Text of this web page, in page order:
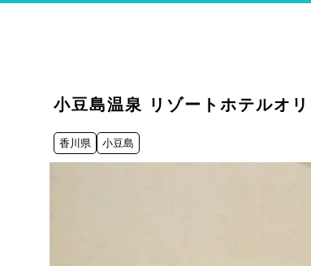
小豆島温泉 リゾートホテルオ
香川県 小豆島